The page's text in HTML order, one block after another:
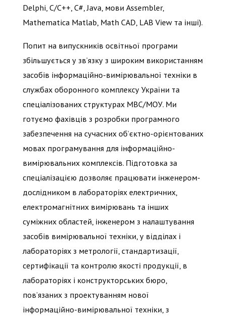
Delphi, C/C++, C#, Java, мови Assembler,
Mathematica Matlab, Math CAD, LAB View та інші).
Попит на випускників освітньої програми
збільшується у зв’язку з широким використанням
засобів інформаційно-вимірювальної техніки в
службах оборонного комплексу України та
спеціалізованих структурах МВС/МОУ. Ми
готуємо фахівців з розробки програмного
забезпечення на сучасних об’єктно-орієнтованих
мовах програмування для інформаційно-
вимірювальних комплексів. Підготовка за
спеціалізацією дозволяє працювати інженером-
дослідником в лабораторіях електричних,
електромагнітних вимірювань та інших
суміжних областей, інженером з налаштування
засобів вимірювальної техніки, у відділах і
лабораторіях з метрології, стандартизації,
сертифікації та контролю якості продукції, в
лабораторіях і конструкторських бюро,
пов’язаних з проектуванням нової
інформаційно-вимірювальної техніки, з